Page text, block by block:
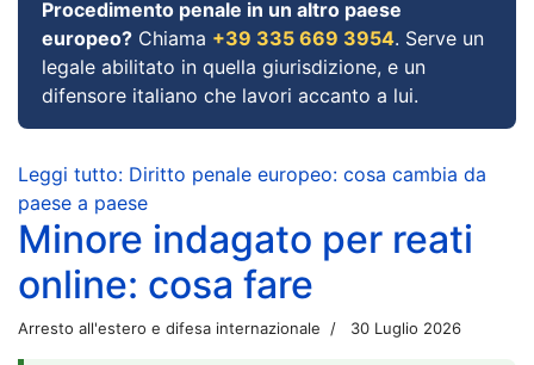
Procedimento penale in un altro paese
europeo? Chiama +39 335 669 3954. Serve un
legale abilitato in quella giurisdizione, e un
difensore italiano che lavori accanto a lui.
Leggi tutto: Diritto penale europeo: cosa cambia da
paese a paese
Minore indagato per reati
online: cosa fare
Arresto all'estero e difesa internazionale 30 Luglio 2026